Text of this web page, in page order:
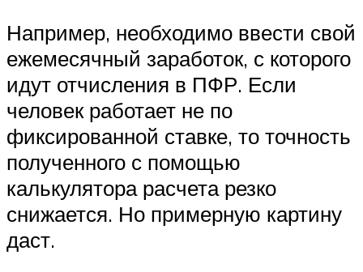
Например, необходимо ввести свой
ежемесячный заработок, с которого
идут отчисления в ПФР. Если
человек работает не по
фиксированной ставке, то точность
полученного с помощью
калькулятора расчета резко
снижается. Но примерную картину
даст.